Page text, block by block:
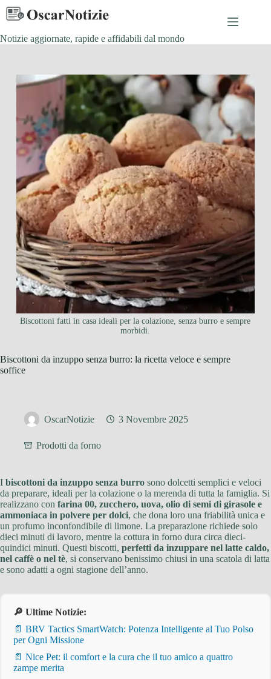
Salta
Notizie aggiornate, rapide e affidabili dal mondo
Biscottoni fatti in casa ideali per la colazione, senza burro e sempre
morbidi.
Biscottoni da inzuppo senza burro: la ricetta veloce e sempre
soffice
OscarNotizie 3 Novembre 2025
Prodotti da forno
I biscottoni da inzuppo senza burro sono dolcetti semplici e veloci
da preparare, ideali per la colazione o la merenda di tutta la famiglia. Si
realizzano con farina 00, zucchero, uova, olio di semi di girasole e
ammoniaca in polvere per dolci, che dona loro una friabilità unica e
un profumo inconfondibile di limone. La preparazione richiede solo
dieci minuti di lavoro, mentre la cottura in forno dura circa dieci-
quindici minuti. Questi biscotti, perfetti da inzuppare nel latte caldo,
nel caffè o nel tè, si conservano benissimo chiusi in una scatola di latta
e sono adatti a ogni stagione dell’anno.
🔎 Ultime Notizie:
📄 BRV Tactics SmartWatch: Potenza Intelligente al Tuo Polso
per Ogni Missione
📄 Nice Pet: il comfort e la cura che il tuo amico a quattro
zampe merita